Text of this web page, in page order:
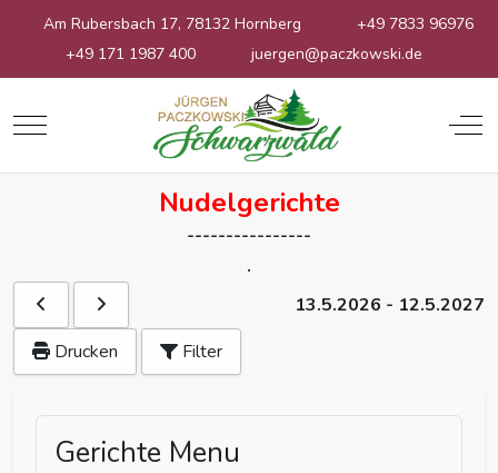
Am Rubersbach 17, 78132 Hornberg
+49 7833 96976
+49 171 1987 400
juergen@paczkowski.de
Mobile Menu Toggle
Nudelgerichte
----------------
.
13.5.2026 - 12.5.2027
Drucken
Filter
Gerichte Menu